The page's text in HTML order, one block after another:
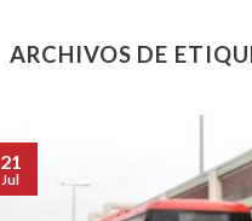
ARCHIVOS DE
21
Jul